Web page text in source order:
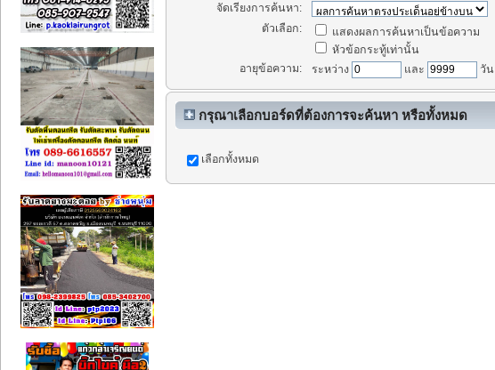
จัดเรียงการค้นหา:
ตัวเลือก:
แสดงผลการค้นหาเป็นข้อความ
หัวข้อกระทู้เท่านั้น
อายุข้อความ:
ระหว่าง และ วัน
กรุณาเลือกบอร์ดที่ต้องการจะค้นหา หรือทั้งหมด
เลือกทั้งหมด